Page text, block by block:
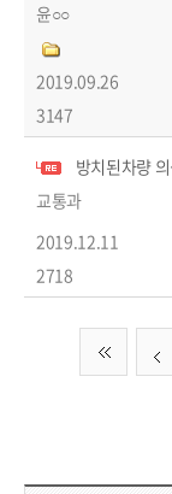
윤○○
2019.09.26
3147
방치된차량
교통과
2019.12.11
2718
담당부서 정보 & 컨텐츠 만족도 조사 & 공공저작물 자유이용 허락 표시